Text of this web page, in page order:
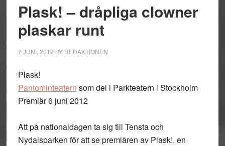
Plask! – dråpliga clowner
plaskar runt
7 JUNI, 2012 BY REDAKTIONEN
Plask!
Pantominteatern som del i Parkteatern i Stockholm
Premiär 6 juni 2012
Att på nationaldagen ta sig till Tensta och
Nydalsparken för att se premiären av Plask!, en